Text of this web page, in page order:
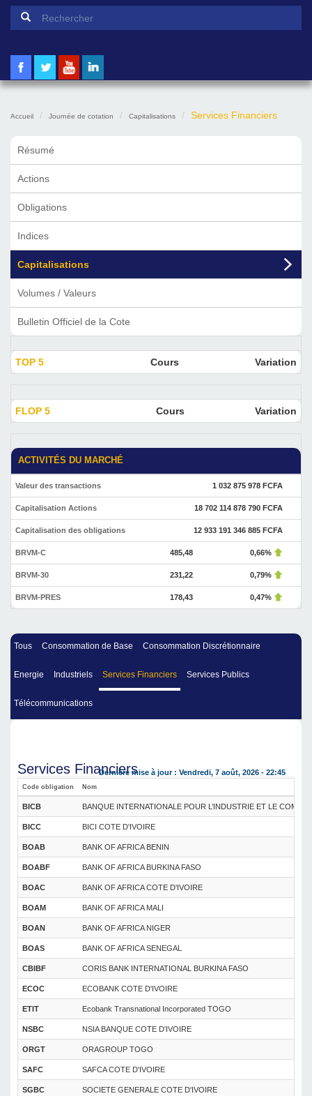
Formulaire de recherche
Accueil Journée de cotation Capitalisations Services Financiers
Résumé
Actions
Obligations
Indices
Capitalisations
Volumes / Valeurs
Bulletin Officiel de la Cote
TOP 5 Cours Variation
FLOP 5 Cours Variation
ACTIVITÉS DU MARCHÉ
Valeur des transactions 1 032 875 978 FCFA
Capitalisation Actions 18 702 114 878 790 FCFA
Capitalisation des obligations 12 933 191 346 885 FCFA
BRVM-C 485,48 0,66%
BRVM-30 231,22 0,79%
BRVM-PRES 178,43 0,47%
Tous Consommation de Base Consommation Discrétionnaire
Energie Industriels Services Financiers Services Publics
Télécommunications
Services FinanciersDernière mise à jour : Vendredi, 7 août, 2026 - 22:45
Code obligation Nom
BICB BANQUE INTERNATIONALE POUR L’INDUSTRIE ET LE
BICC BICI COTE D'IVOIRE
BOAB BANK OF AFRICA BENIN
BOABF BANK OF AFRICA BURKINA FASO
BOAC BANK OF AFRICA COTE D'IVOIRE
BOAM BANK OF AFRICA MALI
BOAN BANK OF AFRICA NIGER
BOAS BANK OF AFRICA SENEGAL
CBIBF CORIS BANK INTERNATIONAL BURKINA FASO
ECOC ECOBANK COTE D'IVOIRE
ETIT Ecobank Transnational Incorporated TOGO
NSBC NSIA BANQUE COTE D'IVOIRE
ORGT ORAGROUP TOGO
SAFC SAFCA COTE D'IVOIRE
SGBC SOCIETE GENERALE COTE D'IVOIRE